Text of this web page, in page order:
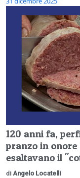
120 anni fa,
pranzo in
esaltavano il
di Angelo Locatelli